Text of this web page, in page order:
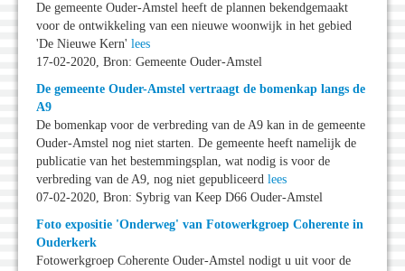
De gemeente Ouder-Amstel heeft de plannen bekendgemaakt
voor de ontwikkeling van een nieuwe woonwijk in het gebied
'De Nieuwe Kern' lees
17-02-2020, Bron: Gemeente Ouder-Amstel
De gemeente Ouder-Amstel vertraagt de bomenkap langs de
A9
De bomenkap voor de verbreding van de A9 kan in de gemeente
Ouder-Amstel nog niet starten. De gemeente heeft namelijk de
publicatie van het bestemmingsplan, wat nodig is voor de
verbreding van de A9, nog niet gepubliceerd lees
07-02-2020, Bron: Sybrig van Keep D66 Ouder-Amstel
Foto expositie 'Onderweg' van Fotowerkgroep Coherente in
Ouderkerk
Fotowerkgroep Coherente Ouder-Amstel nodigt u uit voor de